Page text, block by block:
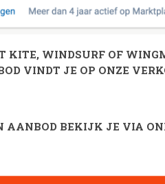
KITE, WINDSURF OF
VINDT JE OP ONZE
AANBOD BEKIJK JE VIA